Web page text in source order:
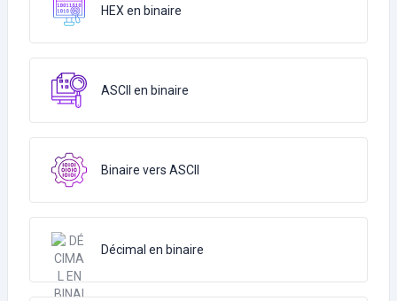
HEX en binaire
ASCII en binaire
Binaire vers ASCII
Décimal en binaire